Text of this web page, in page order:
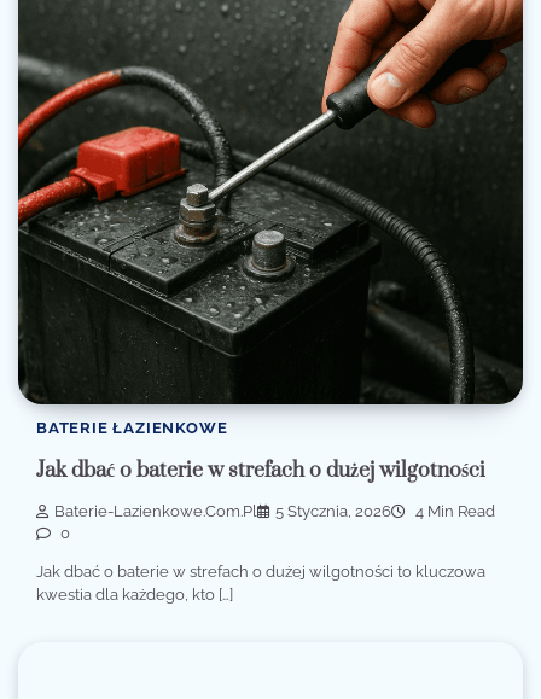
BATERIE ŁAZIENKOWE
Jak dbać o baterie w strefach o dużej wilgotności
Baterie-Lazienkowe.com.pl 5 Stycznia, 2026
4 Min Read
0
Jak dbać o baterie w strefach o dużej wilgotności to kluczowa
kwestia dla każdego, kto […]